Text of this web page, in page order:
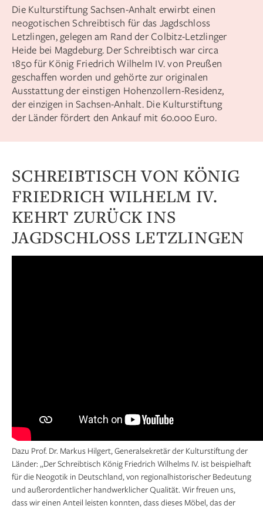
Die Kulturstiftung Sachsen-Anhalt erwirbt einen
neogotischen Schreibtisch für das Jagdschloss
Letzlingen, gelegen am Rand der Colbitz-Letzlinger
Heide bei Magdeburg. Der Schreibtisch war circa
1850 für König Friedrich Wilhelm IV. von Preußen
geschaffen worden und gehörte zur originalen
Ausstattung der einstigen Hohenzollern-Residenz,
der einzigen in Sachsen-Anhalt. Die Kulturstiftung
der Länder fördert den Ankauf mit 60.000 Euro.
SCHREIBTISCH VON KÖNIG
FRIEDRICH WILHELM IV.
KEHRT ZURÜCK INS
JAGDSCHLOSS LETZLINGEN
Dazu Prof. Dr. Markus Hilgert, Generalsekretär der Kulturstiftung der
Länder: „Der Schreibtisch König Friedrich Wilhelms IV. ist beispielhaft
für die Neogotik in Deutschland, von regionalhistorischer Bedeutung
und außerordentlicher handwerklicher Qualität. Wir freuen uns,
dass wir einen Anteil leisten konnten, dass dieses Möbel, das der